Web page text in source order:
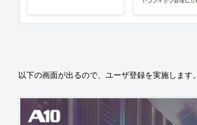
以下の画面が出るので、ユーザ登録を実施します。